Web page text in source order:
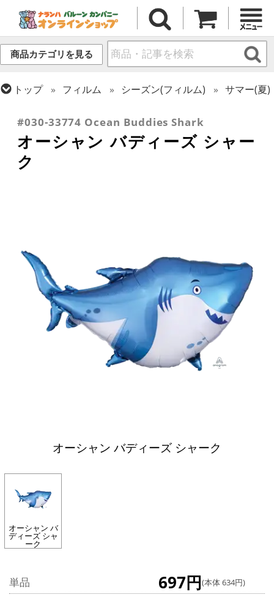
商品カテゴリを見る
トップ フィルム シーズン(フィルム)
サマー(夏)
#030-33774 Ocean Buddies Shark
オーシャン バディーズ シャー
ク
オーシャン バディーズ シャーク
オーシャン バ
ディーズ シャ
ーク
単品 697円(本体 634円)